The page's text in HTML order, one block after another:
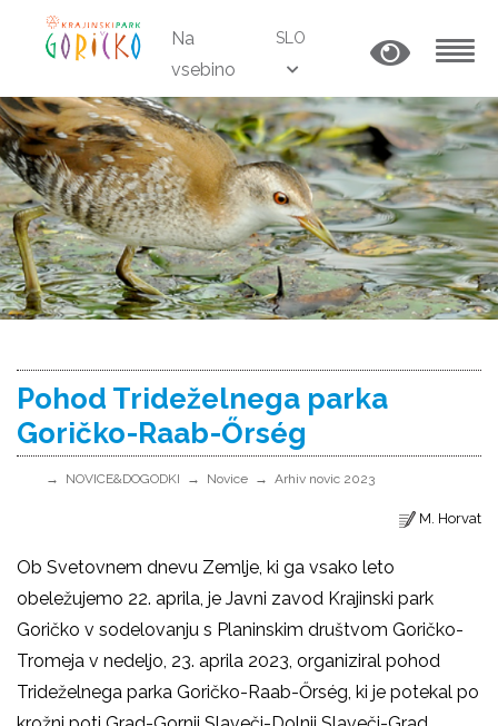
Na
vsebino
SLO
Pohod Trideželnega parka
Goričko-Raab-Őrség
NOVICE&DOGODKI Novice Arhiv novic 2023
M. Horvat
Ob Svetovnem dnevu Zemlje, ki ga vsako leto
obeležujemo 22. aprila, je Javni zavod Krajinski park
Goričko v sodelovanju s Planinskim društvom Goričko-
Tromeja v nedeljo, 23. aprila 2023, organiziral pohod
Trideželnega parka Goričko-Raab-Őrség, ki je potekal po